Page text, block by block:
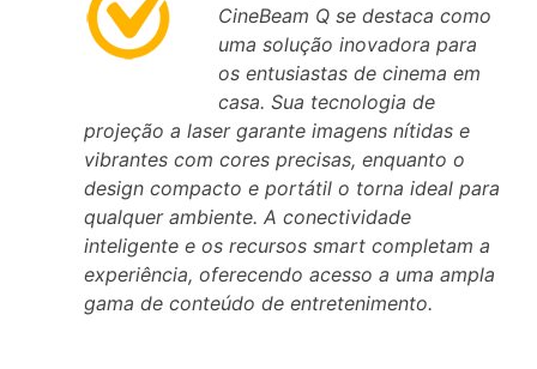
CineBeam Q se destaca como
uma solução inovadora para
os entusiastas de cinema em
casa. Sua tecnologia de
projeção a laser garante imagens nítidas e
vibrantes com cores precisas, enquanto o
design compacto e portátil o torna ideal para
qualquer ambiente. A conectividade
inteligente e os recursos smart completam a
experiência, oferecendo acesso a uma ampla
gama de conteúdo de entretenimento.